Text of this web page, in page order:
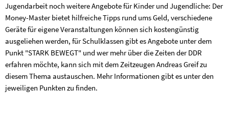
Jugendarbeit noch weitere Angebote für Kinder und Jugendliche: Der
Money-Master bietet hilfreiche Tipps rund ums Geld, verschiedene
Geräte für eigene Veranstaltungen können sich kostengünstig
ausgeliehen werden, für Schulklassen gibt es Angebote unter dem
Punkt "STARK BEWEGT" und wer mehr über die Zeiten der DDR
erfahren möchte, kann sich mit dem Zeitzeugen Andreas Greif zu
diesem Thema austauschen. Mehr Informationen gibt es unter den
jeweiligen Punkten zu finden.